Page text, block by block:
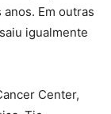
Em outras
igualmente
Center,